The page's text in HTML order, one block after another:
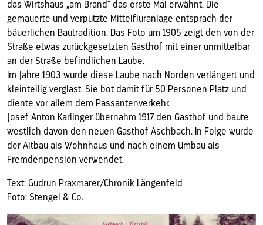
das Wirtshaus „am Brand“ das erste Mal erwähnt. Die
gemauerte und verputzte Mittelfluranlage entsprach der
bäuerlichen Bautradition. Das Foto um 1905 zeigt den von der
Straße etwas zurückgesetzten Gasthof mit einer unmittelbar
an der Straße befindlichen Laube.
Im Jahre 1903 wurde diese Laube nach Norden verlängert und
kleinteilig verglast. Sie bot damit für 50 Personen Platz und
diente vor allem dem Passantenverkehr.
Josef Anton Karlinger übernahm 1917 den Gasthof und baute
westlich davon den neuen Gasthof Aschbach. In Folge wurde
der Altbau als Wohnhaus und nach einem Umbau als
Fremdenpension verwendet.
Text: Gudrun Praxmarer/Chronik Längenfeld
Foto: Stengel & Co.